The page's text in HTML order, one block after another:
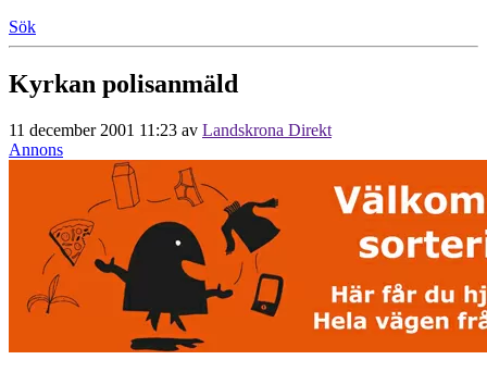
Sök
Kyrkan polisanmäld
11 december 2001 11:23 av Landskrona Direkt
Annons